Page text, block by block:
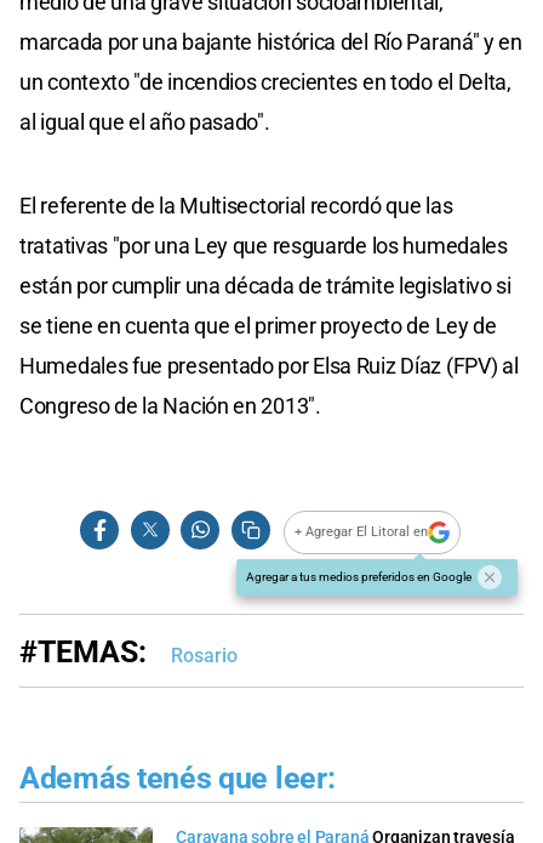
marcada por una bajante histórica del Río Paraná" y en
un contexto "de incendios crecientes en todo el Delta,
al igual que el año pasado".
El referente de la Multisectorial recordó que las
tratativas "por una Ley que resguarde los humedales
están por cumplir una década de trámite legislativo si
se tiene en cuenta que el primer proyecto de Ley de
Humedales fue presentado por Elsa Ruiz Díaz (FPV) al
Congreso de la Nación en 2013".
+ Agregar El Litoral en
Agregar a tus medios preferidos en Google
#TEMAS: Rosario
Además tenés que leer:
Caravana sobre el ParanáOrganizan travesía